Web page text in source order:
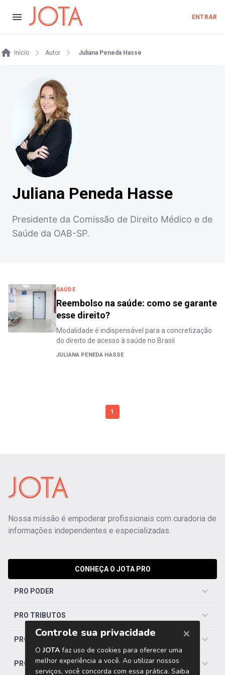
ENTRAR
Início Autor Juliana Peneda Hasse
Juliana Peneda Hasse
Presidente da Comissão de Direito Médico e de
Saúde da OAB-SP.
SAÚDE
Reembolso na saúde: como se garante
esse direito?
Modalidade é indispensável para a concretização
do direito de acesso à saúde no Brasil
JULIANA PENEDA HASSE
1
Nossa missão é empoderar profissionais com curadoria de
informações independentes e especializadas.
CONHEÇA O JOTA PRO
PRO PODER
PRO TRIBUTOS
PRO TRABALHISTA
PRO SAÚDE